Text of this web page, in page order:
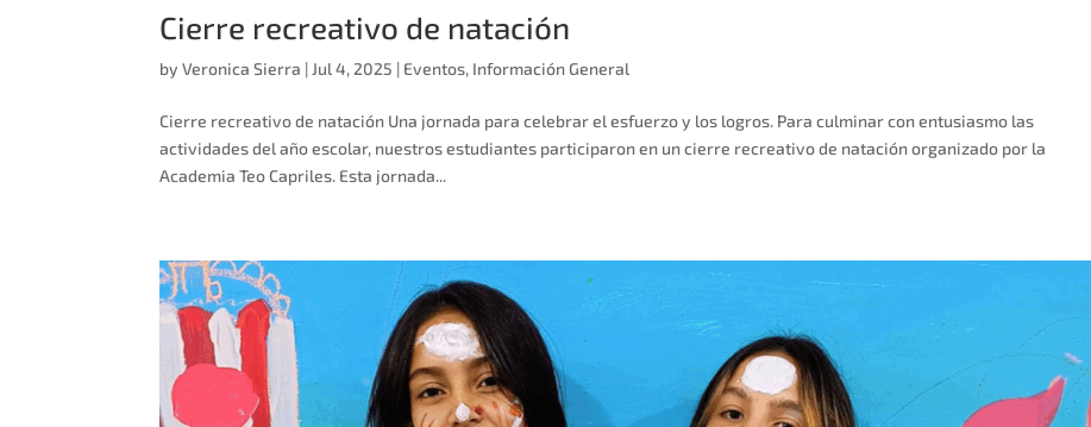
Cierre recreativo de natación
byVeronica Sierra | Jul 4, 2025 | Eventos, Información General
Cierre recreativo de natación Una jornada para celebrar el esfuerzo y los logros. Para culminar con entusiasmo las
actividades del año escolar, nuestros estudiantes participaron en un cierre recreativo de natación organizado por la
Academia Teo Capriles. Esta jornada...